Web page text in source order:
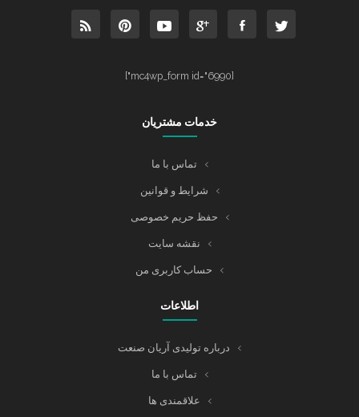
[mc4wp_form id="6990"]
خدمات مشتریان
تماس با ما
شرایط و قوانین
حفظ حریم خصوصی
نقشه سایت
حساب کاربری من
اطلاعات
درباره تولیدی آریان صنعت
تماس با ما
علاقمندی ها